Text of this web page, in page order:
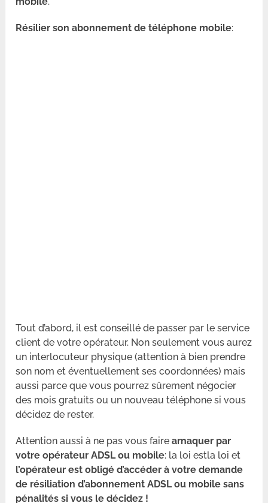
Résilier son abonnement de téléphone mobile:
Tout d’abord, il est conseillé de passer par le service
client de votre opérateur. Non seulement vous aurez
un interlocuteur physique (attention à bien prendre
son nom et éventuellement ses coordonnées) mais
aussi parce que vous pourrez sûrement négocier
des mois gratuits ou un nouveau téléphone si vous
décidez de rester.
Attention aussi à ne pas vous fairearnaquer par
votre opérateur ADSL ou mobile: la loi estla loi et
l’opérateur est obligé d’accéder à votre demande
de résiliation d’abonnement ADSL ou mobile sans
pénalités si vous le décidez !